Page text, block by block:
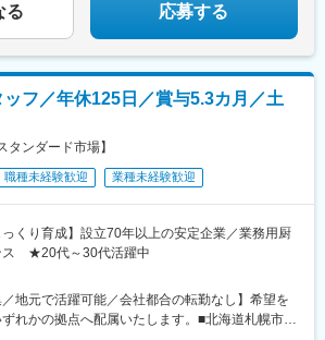
る 応募する
ッフ／年休125日／賞与5.3カ月／土
ンダード市場】
職種未経験歓迎 業種未経験歓迎
くり育成】設立70年以上の安定企業／業務用厨
ス ★20代～30代活躍中
／地元で活躍可能／会社都合の転勤なし】希望を
れかの拠点へ配属いたします。■北海道札幌市／